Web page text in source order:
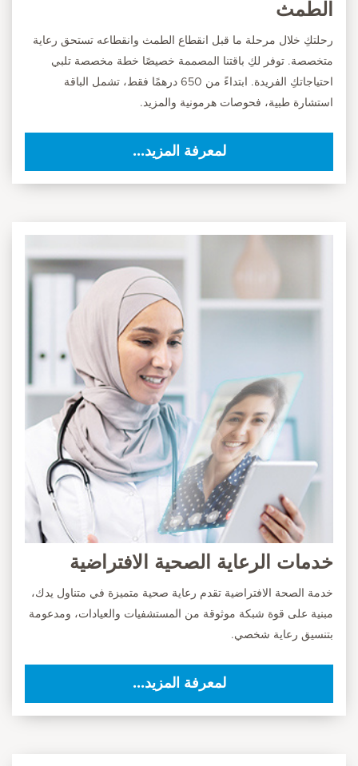
الطمث
رحلتكِ خلال مرحلة ما قبل انقطاع الطمث وانقطاعه تستحق رعاية
متخصصة. توفر لكِ باقتنا المصممة خصيصًا خطة مخصصة تلبي
احتياجاتكِ الفريدة. ابتداءً من 650 درهمًا فقط، تشمل الباقة
استشارة طبية، فحوصات هرمونية والمزيد.
لمعرفة المزيد...
خدمات الرعاية الصحية الافتراضية
خدمة الصحة الافتراضية تقدم رعاية صحية متميزة في متناول يدك،
مبنية على قوة شبكة موثوقة من المستشفيات والعيادات، ومدعومة
بتنسيق رعاية شخصي.
لمعرفة المزيد...